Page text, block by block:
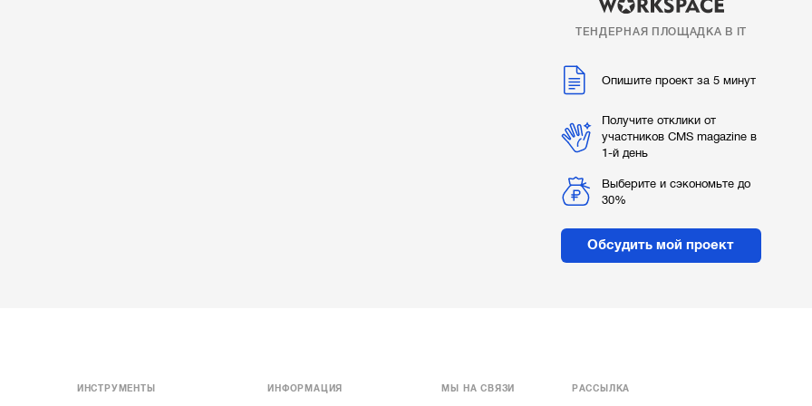
ТЕНДЕРНАЯ ПЛОЩАДКА В IT
Опишите проект за 5 минут
Получите отклики от
участников CMS magazine в
1-й день
Выберите и сэкономьте до
30%
Обсудить мой проект
ИНСТРУМЕНТЫ ИНФОРМАЦИЯ МЫ НА СВЯЗИ РАССЫЛКА